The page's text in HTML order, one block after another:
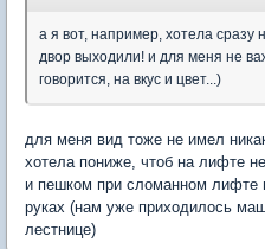
а я вот, например, хотела сразу
двор выходили! и для меня не
говорится, на вкус и цвет...)
для меня вид тоже не имел
хотела пониже, чтоб на лифте
и пешком при сломанном лифте
руках (нам уже приходилось
лестнице)